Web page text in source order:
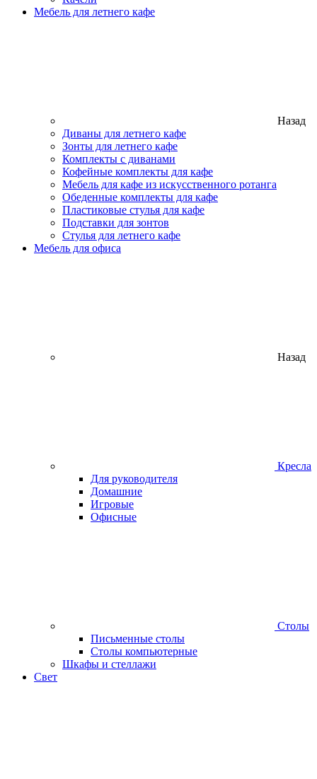
Мебель для летнего кафе
Назад
Диваны для летнего кафе
Зонты для летнего кафе
Комплекты с диванами
Кофейные комплекты для кафе
Мебель для кафе из искусственного ротанга
Обеденные комплекты для кафе
Пластиковые стулья для кафе
Подставки для зонтов
Стулья для летнего кафе
Мебель для офиса
Назад
Кресла
Для руководителя
Домашние
Игровые
Офисные
Столы
Письменные столы
Столы компьютерные
Шкафы и стеллажи
Свет